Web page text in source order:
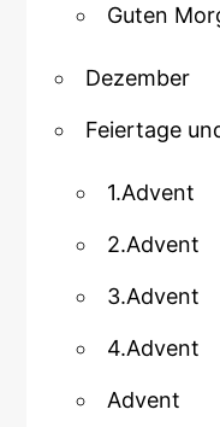
Guten
Dezember
Feiertage
1.Advent
2.Advent
3.Advent
4.Advent
Advent